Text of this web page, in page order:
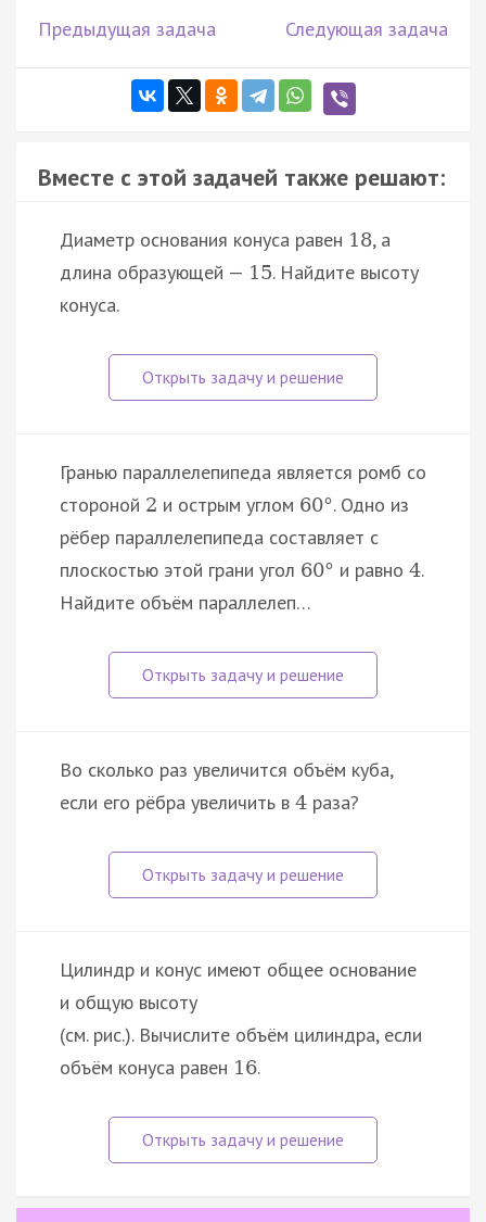
Предыдущая задача Следующая задача
Вместе с этой задачей также решают:
Диаметр основания конуса равен 18, а
длина образующей — 15. Найдите высоту
конуса.
Гранью параллелепипеда является ромб со
стороной 2 и острым углом 60°. Одно из
рёбер параллелепипеда составляет с
плоскостью этой грани угол 60° и равно 4.
Найдите объём параллелеп…
Во сколько раз увеличится объём куба,
если его рёбра увеличить в 4 раза?
Цилиндр и конус имеют общее основание
и общую высоту
(см. рис.). Вычислите объём цилиндра, если
объём конуса равен 16.